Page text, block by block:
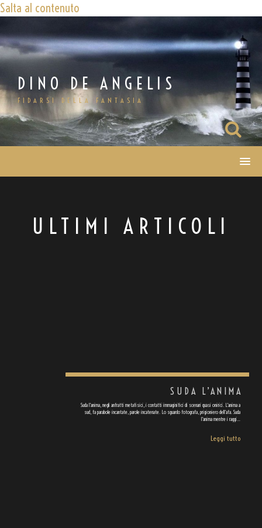
Salta al contenuto
DINO DE ANGELIS
FIDARSI DELLA FANTASIA
ULTIMI ARTICOLI
SUDA L’ANIMA
Suda l'anima, negli anfratti metafisici, i contatti immaginifici di scenari quasi onirici. L'anima a
sud, fa parabole incantate, parole incatenate. Lo sguardo fotografa, prigioniero dell'afa. Suda
l'anima mentre i raggi…
Leggi tutto